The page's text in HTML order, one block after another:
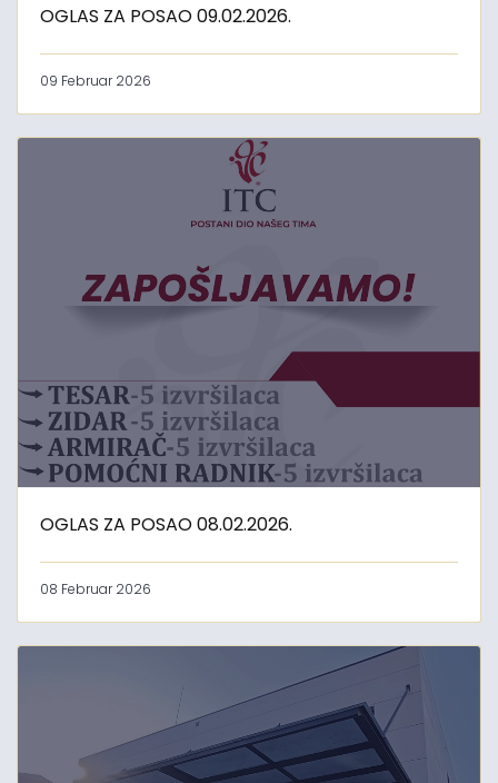
OGLAS ZA POSAO 09.02.2026.
09 Februar 2026
OGLAS ZA POSAO 08.02.2026.
08 Februar 2026